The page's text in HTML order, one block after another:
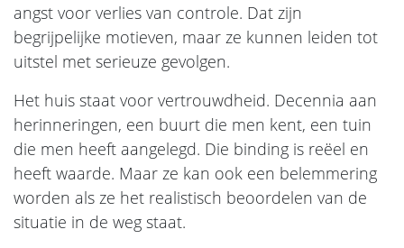
angst voor verlies van controle. Dat zijn
begrijpelijke motieven, maar ze kunnen leiden tot
uitstel met serieuze gevolgen.
Het huis staat voor vertrouwdheid. Decennia aan
herinneringen, een buurt die men kent, een tuin
die men heeft aangelegd. Die binding is reëel en
heeft waarde. Maar ze kan ook een belemmering
worden als ze het realistisch beoordelen van de
situatie in de weg staat.